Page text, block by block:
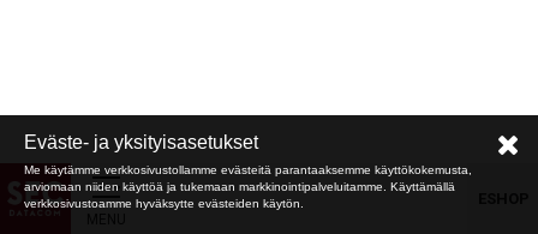
Eväste- ja yksityisasetukset
Me käytämme verkkosivustollamme evästeitä parantaaksemme käyttökokemusta,
arviomaan niiden käyttöä ja tukemaan markkinointipalveluitamme. Käyttämällä
verkkosivustoamme hyväksytte evästeiden käytön.